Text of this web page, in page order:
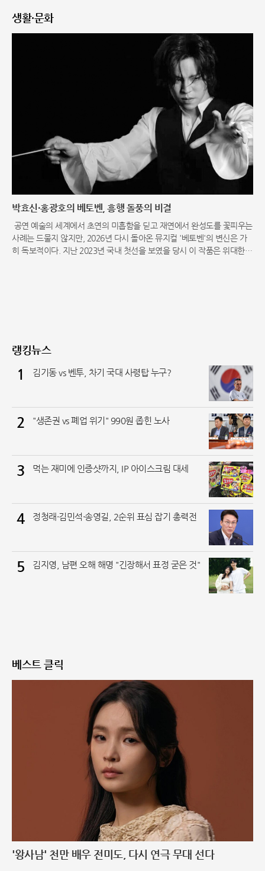
생활·문화
박효신·홍광호의 베토벤, 흥행 돌풍의 비결
공연 예술의 세계에서 초연의 미흡함을 딛고 재연에서 완성도를 꽃피우는
사례는 드물지 않지만, 2026년 다시 돌아온 뮤지컬 '베토벤'의 변신은 가
히 독보적이다. 지난 2023년 국내 첫선을 보였을 당시 이 작품은 위대한
랭킹뉴스
1 김기동 vs 벤투, 차기 국대 사령탑 누구?
2 "생존권 vs 폐업 위기" 990원 좁힌 노사
3 먹는 재미에 인증샷까지, IP 아이스크림 대세
4 정청래·김민석·송영길, 2순위 표심 잡기 총력전
5 김지영, 남편 오해 해명 "긴장해서 표정 굳은 것"
베스트 클릭
'왕사남' 천만 배우 전미도, 다시 연극 무대 선다